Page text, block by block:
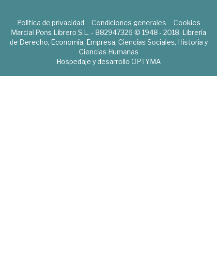
Política de privacidad Condiciones generales
Cookies
Marcial Pons Librero S.L. - B82947326 © 1948 - 2018. Librería
de Derecho, Economía, Empresa, Ciencias Sociales, Historia y
Ciencias Humanas
Hospedaje y desarrollo OPTYMA